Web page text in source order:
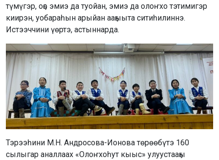
түмүгэр, оҕо эмиэ да туойан, эмиэ да олоҥхо тэтимигэр
киирэн, уобараһын арыйан ааҕыыта ситиһилиннэ.
Истээччини үөртэ, астыннарда.
Тэрээһини М.Н. Андросова-Ионова төрөөбүтэ 160
сылыгар аналлаах «Олоҥхоһут кыыс» улуустааҕы